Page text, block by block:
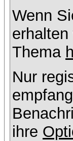
Wenn
Thema
Nur
ihre